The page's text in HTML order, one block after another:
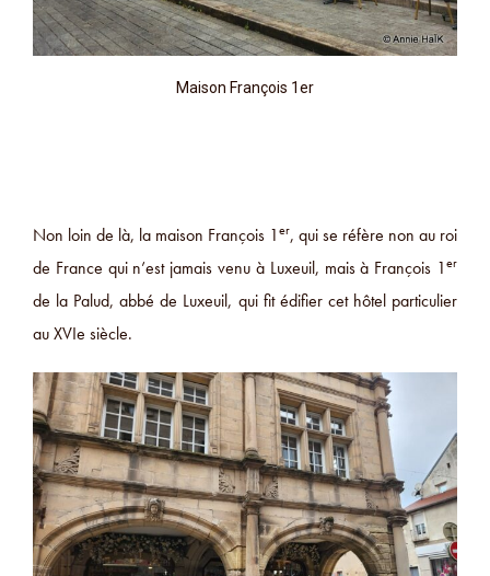
Maison François 1er
Non loin de là, la maison François 1er, qui se réfère non au roi
de France qui n’est jamais venu à Luxeuil, mais à François 1er
de la Palud, abbé de Luxeuil, qui fit édifier cet hôtel particulier
au XVIe siècle.